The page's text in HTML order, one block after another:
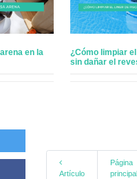
Liner para piscinas: qué es, tipos
y cómo elegir el perfecto
Artículo
Página
principal